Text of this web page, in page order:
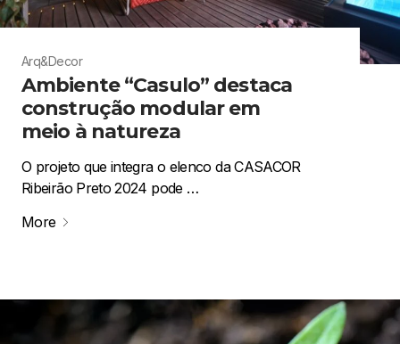
Arq&Decor
Ambiente “Casulo” destaca
construção modular em
meio à natureza
O projeto que integra o elenco da CASACOR
Ribeirão Preto 2024 pode …
More